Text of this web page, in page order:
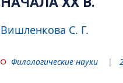
Вишленкова С. Г.
Филологические науки